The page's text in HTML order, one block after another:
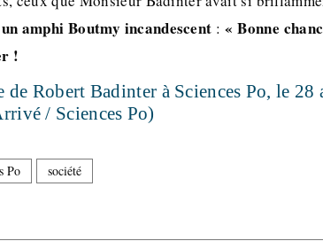
amphi Boutmy incandescent : « Bonne
!
Robert Badinter à Sciences Po, le 28
/ Sciences Po)
Po société